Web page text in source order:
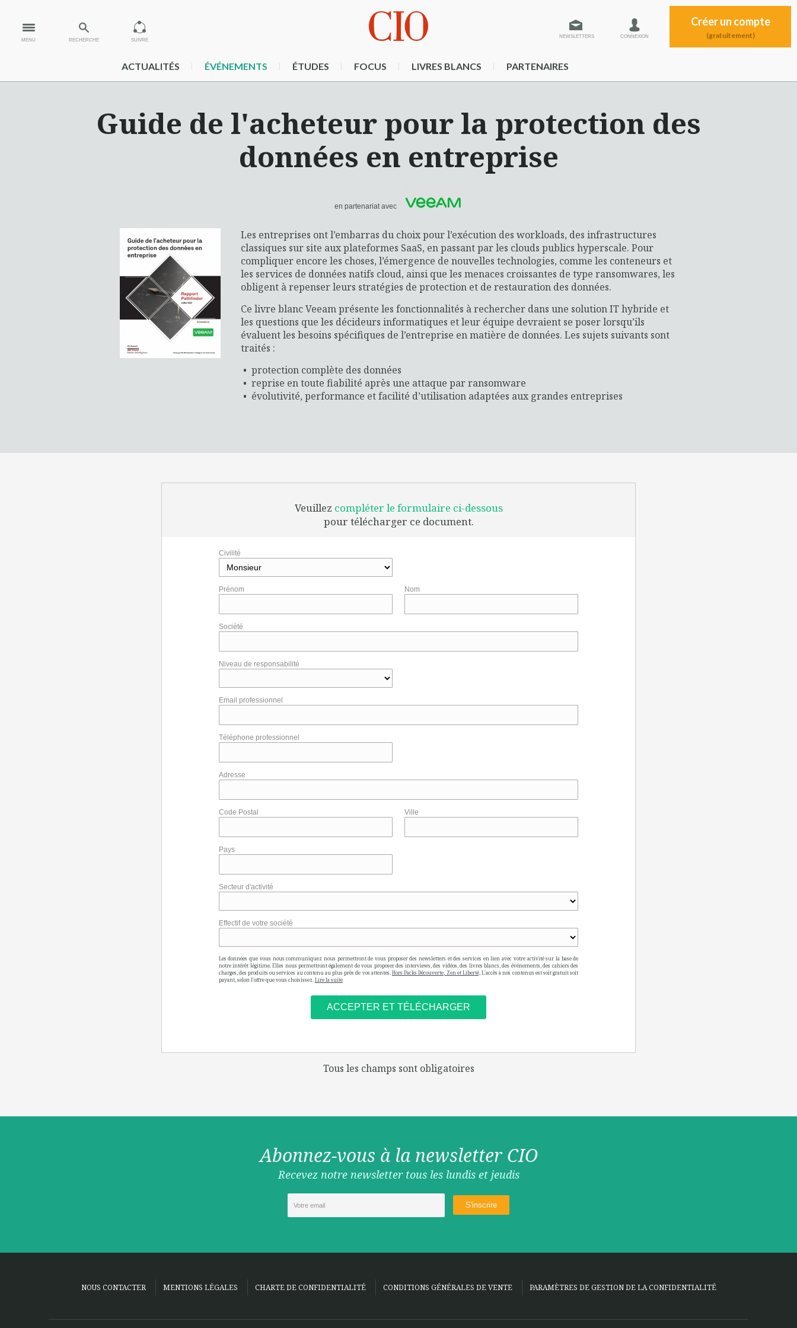
MENU RECHERCHE SUIVRE
NEWSLETTERS CONNEXION
Créer un compte
(gratuitement)
ACTUALITÉS ÉVÉNEMENTS ÉTUDES FOCUS LIVRES BLANCS PARTENAIRES
Guide de l'acheteur pour la protection des
données en entreprise
en partenariat avec
Les entreprises ont l’embarras du choix pour l’exécution des workloads, des infrastructures
classiques sur site aux plateformes SaaS, en passant par les clouds publics hyperscale. Pour
compliquer encore les choses, l’émergence de nouvelles technologies, comme les conteneurs et
les services de données natifs cloud, ainsi que les menaces croissantes de type ransomwares, les
obligent à repenser leurs stratégies de protection et de restauration des données.
Ce livre blanc Veeam présente les fonctionnalités à rechercher dans une solution IT hybride et
les questions que les décideurs informatiques et leur équipe devraient se poser lorsqu’ils
évaluent les besoins spécifiques de l’entreprise en matière de données. Les sujets suivants sont
traités :
• protection complète des données
• reprise en toute fiabilité après une attaque par ransomware
• évolutivité, performance et facilité d’utilisation adaptées aux grandes entreprises
Veuillez compléter le formulaire ci-dessous
pour télécharger ce document.
Civilité
Prénom Nom
Société
Niveau de responsabilité
Email professionnel
Téléphone professionnel
Adresse
Code Postal Ville
Pays
Secteur d'activité
Effectif de votre société
Les données que vous nous communiquez nous permettront de vous proposer des newsletters et des services en lien avec votre activité sur la base de
notre intérêt légitime. Elles nous permettront également de vous proposer des interviews, des vidéos, des livres blancs, des événements, des cahiers des
charges, des produits ou services au contenu au plus près de vos attentes. Hors Packs Découverte, Zen et Liberté, L'accès à nos contenus est soit gratuit soit
payant, selon l'offre que vous choisissez. Lire la suite
Tous les champs sont obligatoires
Abonnez-vous à la newsletter CIO
Recevez notre newsletter tous les lundis et jeudis
NOUS CONTACTER MENTIONS LÉGALES CHARTE DE CONFIDENTIALITÉ CONDITIONS GÉNÉRALES DE VENTE PARAMÈTRES DE GESTION DE LA CONFIDENTIALITÉ